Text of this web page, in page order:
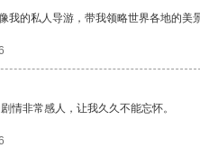
我的私人导游，带我领略世界各地的美景
情非常感人，让我久久不能忘怀。